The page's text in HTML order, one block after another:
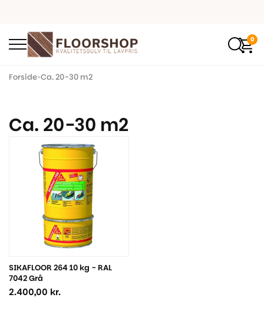
0
Forside•Ca. 20-30 m2
Ca. 20-30 m2
SIKAFLOOR 264 10 kg - RAL
7042 Grå
2.400,00 kr.